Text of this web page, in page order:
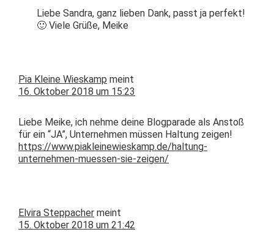
Liebe San­dra, ganz lieben Dank, passt ja per­fekt!
🙂 Viele Grüße, Meike
Pia Kleine Wieskamp meint
16. Oktober 2018 um 15:23
Liebe Meike, ich nehme deine Blog­pa­rade als Anstoß
für ein “JA”, Unternehmen müssen Hal­tung zeigen!
https://www.piakleinewieskamp.de/haltung-
unternehmen-muessen-sie-zeigen/
Elvira Steppacher meint
15. Oktober 2018 um 21:42